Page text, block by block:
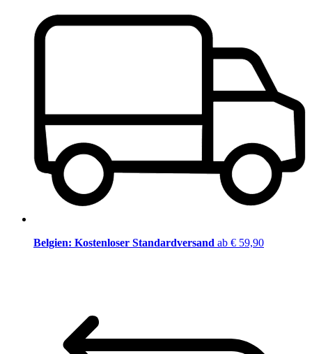
Belgien: Kostenloser Standardversand ab € 59,90